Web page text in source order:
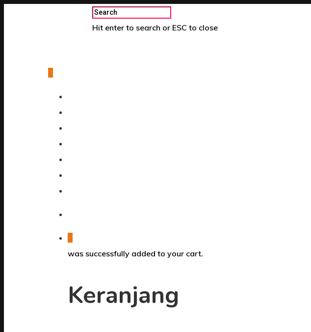
Hit enter to search or ESC to close
was successfully added to your cart.
Keranjang